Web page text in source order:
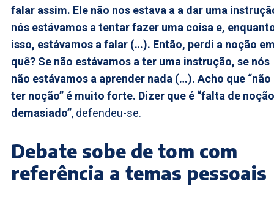
falar assim. Ele não nos estava a a dar uma
nós estávamos a tentar fazer uma coisa e,
isso, estávamos a falar (…). Então, perdi a noção
quê? Se não estávamos a ter uma instrução, se nós
não estávamos a aprender nada (…). Acho que “não
ter noção” é muito forte. Dizer que é “falta de
demasiado”, defendeu-se.
Debate sobe de tom com
referência a temas pessoais